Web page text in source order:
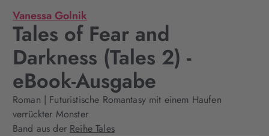
Vanessa Golnik
Tales of Fear and
Darkness (Tales 2) -
eBook-Ausgabe
Roman | Futuristische Romantasy mit einem Haufen
verrückter Monster
Band aus der Reihe Tales